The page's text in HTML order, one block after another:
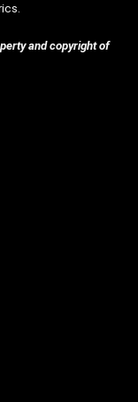
and copyright of